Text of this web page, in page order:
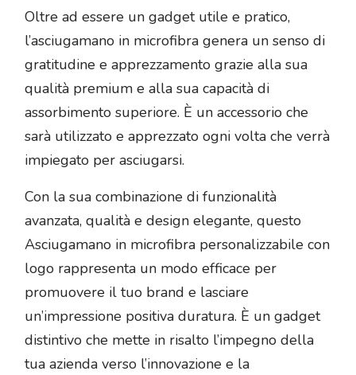
Oltre ad essere un gadget utile e pratico,
l’asciugamano in microfibra genera un senso di
gratitudine e apprezzamento grazie alla sua
qualità premium e alla sua capacità di
assorbimento superiore. È un accessorio che
sarà utilizzato e apprezzato ogni volta che verrà
impiegato per asciugarsi.
Con la sua combinazione di funzionalità
avanzata, qualità e design elegante, questo
Asciugamano in microfibra personalizzabile con
logo rappresenta un modo efficace per
promuovere il tuo brand e lasciare
un’impressione positiva duratura. È un gadget
distintivo che mette in risalto l’impegno della
tua azienda verso l’innovazione e la